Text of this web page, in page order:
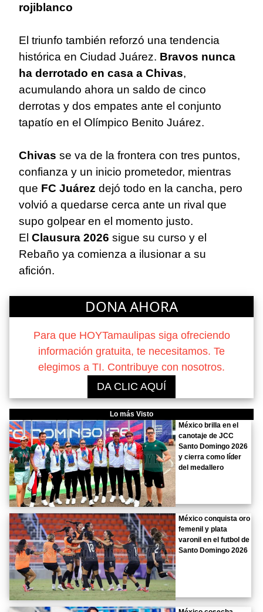
rojiblanco
El triunfo también reforzó una tendencia
histórica en Ciudad Juárez. Bravos nunca
ha derrotado en casa a Chivas,
acumulando ahora un saldo de cinco
derrotas y dos empates ante el conjunto
tapatío en el Olímpico Benito Juárez.
Chivas se va de la frontera con tres puntos,
confianza y un inicio prometedor, mientras
que FC Juárez dejó todo en la cancha, pero
volvió a quedarse cerca ante un rival que
supo golpear en el momento justo.
El Clausura 2026 sigue su curso y el
Rebaño ya comienza a ilusionar a su
afición.
DONA AHORA
Para que HOYTamaulipas siga ofreciendo
información gratuita, te necesitamos. Te
elegimos a TI. Contribuye con nosotros.
DA CLIC AQUÍ
Lo más Visto
México brilla en el
canotaje de JCC
Santo Domingo 2026
y cierra como líder
del medallero
México conquista oro
femenil y plata
varonil en el futbol de
Santo Domingo 2026